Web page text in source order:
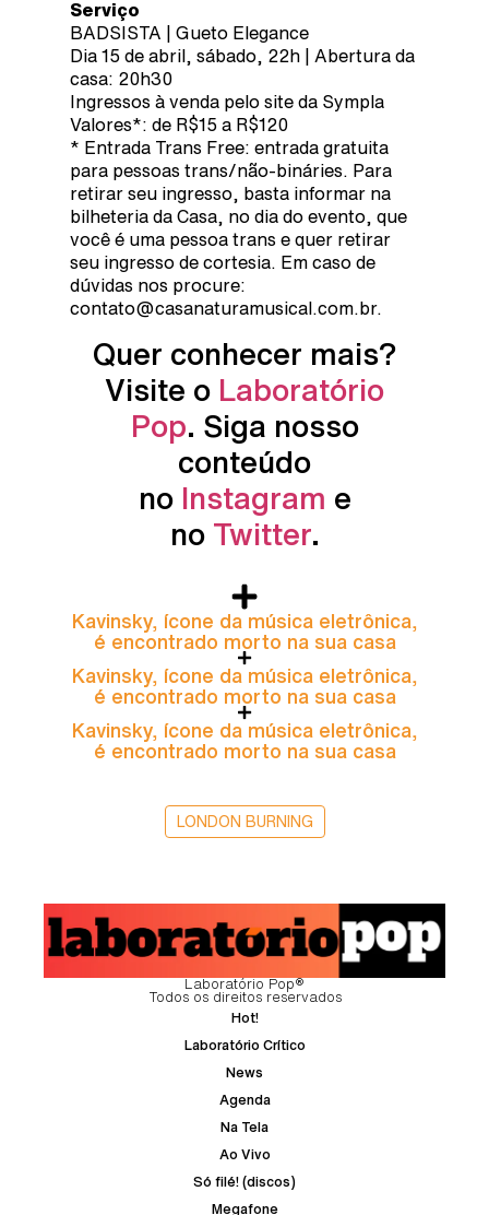
Serviço
BADSISTA | Gueto Elegance
Dia 15 de abril, sábado, 22h | Abertura da
casa: 20h30
Ingressos à venda pelo site da Sympla
Valores*: de R$15 a R$120
* Entrada Trans Free: entrada gratuita
para pessoas trans/não-bináries. Para
retirar seu ingresso, basta informar na
bilheteria da Casa, no dia do evento, que
você é uma pessoa trans e quer retirar
seu ingresso de cortesia. Em caso de
dúvidas nos procure:
contato@casanaturamusical.com.br.
Quer conhecer mais?
Visite o Laboratório
Pop. Siga nosso
conteúdo
no Instagram e
no Twitter.
Kavinsky, ícone da música eletrônica,
é encontrado morto na sua casa
Kavinsky, ícone da música eletrônica,
é encontrado morto na sua casa
Kavinsky, ícone da música eletrônica,
é encontrado morto na sua casa
LONDON BURNING
Laboratório Pop®
Todos os direitos reservados
Hot!
Laboratório Crítico
News
Agenda
Na Tela
Ao Vivo
Só filé! (discos)
Megafone